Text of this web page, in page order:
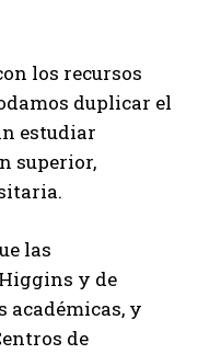
los recursos
duplicar el
estudiar
superior,
las
y de
académicas, y
de